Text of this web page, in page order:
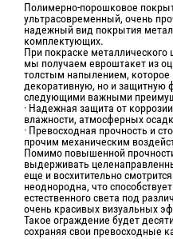
Полимерно-порошковое
ультрасовременный, очень
надежный вид покрытия
комплектующих.
При покраске
мы получаем евроштакет из
толстым напылением, которое
декоративную, но и защитную
следующими важными
· Надежная защита от
влажности, атмосферных
· Превосходная прочность и
прочим механическим
Помимо повышенной
выдерживать
еще и восхитительно
неоднородна, что
естественного света под
очень красивых визуальных
Такое ограждение будет
сохраняя свои превосходные